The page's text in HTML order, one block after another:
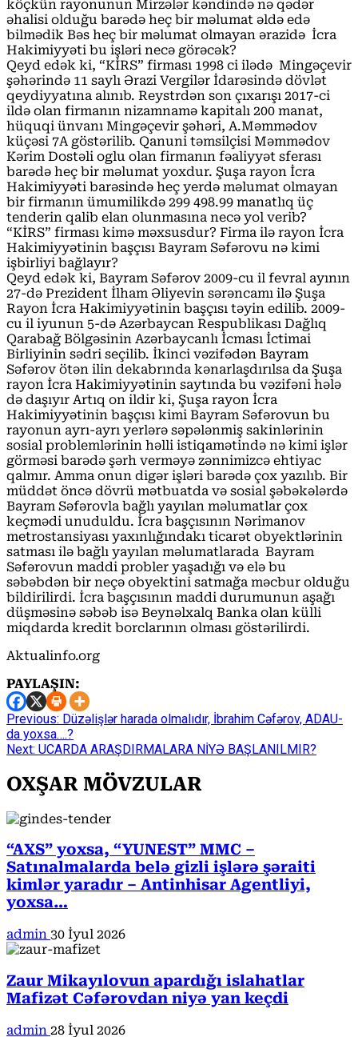
köçkün rayonunun Mirzələr kəndində nə qədər
əhalisi olduğu barədə heç bir məlumat əldə edə
bilmədik Bəs heç bir məlumat olmayan ərazidə İcra
Hakimiyyəti bu işləri necə görəcək?
Qeyd edək ki, “KİRS” firması 1998 ci ilədə Mingəçevir
şəhərində 11 saylı Ərazi Vergilər İdarəsində dövlət
qeydiyyatına alınıb. Reystrdən son çıxarışı 2017-ci
ildə olan firmanın nizamnamə kapitalı 200 manat,
hüquqi ünvanı Mingəçevir şəhəri, A.Məmmədov
küçəsi 7A göstərilib. Qanuni təmsilçisi Məmmədov
Kərim Dostəli oglu olan firmanın fəaliyyət sferası
barədə heç bir məlumat yoxdur. Şuşa rayon İcra
Hakimiyyəti barəsində heç yerdə məlumat olmayan
bir firmanın ümumilikdə 299 498.99 manatlıq üç
tenderin qalib elan olunmasına necə yol verib?
“KİRS” firması kimə məxsusdur? Firma ilə rayon İcra
Hakimiyyətinin başçısı Bayram Səfərovu nə kimi
işbirliyi bağlayır?
Qeyd edək ki, Bayram Səfərov 2009-cu il fevral ayının
27-də Prezident İlham Əliyevin sərəncamı ilə Şuşa
Rayon İcra Hakimiyyətinin başçısı təyin edilib. 2009-
cu il iyunun 5-də Azərbaycan Respublikası Dağlıq
Qarabağ Bölgəsinin Azərbaycanlı İcması İctimai
Birliyinin sədri seçilib. İkinci vəzifədən Bayram
Səfərov ötən ilin dekabrında kənarlaşdırılsa da Şuşa
rayon İcra Hakimiyyətinin saytında bu vəzifəni hələ
də daşıyır Artıq on ildir ki, Şuşa rayon İcra
Hakimiyyətinin başçısı kimi Bayram Səfərovun bu
rayonun ayrı-ayrı yerlərə səpələnmiş sakinlərinin
sosial problemlərinin həlli istiqamətində nə kimi işlər
görməsi barədə şərh verməyə zənnimizcə ehtiyac
qalmır. Amma onun digər işləri barədə çox yazılıb. Bir
müddət öncə dövrü mətbuatda və sosial şəbəkələrdə
Bayram Səfərovla bağlı yayılan məlumatlar çox
keçmədi unuduldu. İcra başçısının Nərimanov
metrostansiyası yaxınlığındakı ticarət obyektlərinin
satması ilə bağlı yayılan məlumatlarada Bayram
Səfərovun maddi probler yaşadığı və elə bu
səbəbdən bir neçə obyektini satmağa məcbur olduğu
bildirilirdi. İcra başçısının maddi durumunun aşağı
düşməsinə səbəb isə Beynəlxalq Banka olan külli
miqdarda kredit borclarının olması göstərilirdi.
Aktualinfo.org
PAYLAŞIN:
Continue
Reading
Previous: Düzəlişlər harada olmalıdır, İbrahim Cəfərov, ADAU-
da yoxsa….?
Next: UCARDA ARAŞDIRMALARA NİYƏ BAŞLANILMIR?
OXŞAR MÖVZULAR
“AXS” yoxsa, “YUNEST” MMC –
Satınalmalarda belə gizli işlərə şəraiti
kimlər yaradır – Antinhisar Agentliyi,
yoxsa…
admin 30 İyul 2026
Zaur Mikayılovun apardığı islahatlar
Mafizət Cəfərovdan niyə yan keçdi
admin 28 İyul 2026